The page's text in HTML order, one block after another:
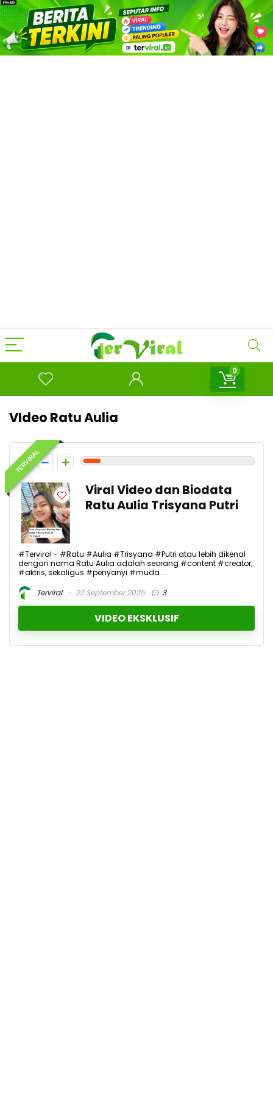
0
VIdeo Ratu Aulia
TERVIRAL
1
Viral Video dan Biodata
Ratu Aulia Trisyana Putri
#Terviral - #Ratu #Aulia #Trisyana #Putri atau lebih dikenal
dengan nama Ratu Aulia adalah seorang #content #creator,
#aktris, sekaligus #penyanyi #muda ...
Terviral
22 September 2025 3
VIDEO EKSKLUSIF